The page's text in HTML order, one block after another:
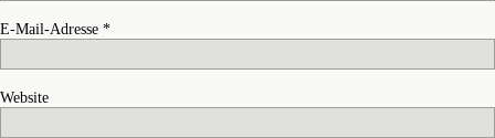
E-Mail-Adresse *
Website